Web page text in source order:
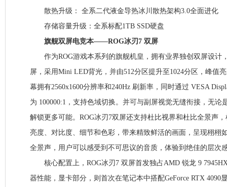
散热升级： 全系二代液金导热冰川散热架构3.0全面进化
存储容量升级：全系标配1TB SSD硬盘
旗舰双屏电竞本——ROG冰刃7 双屏
作为ROG游戏本系列的旗舰机皇，拥有业界独创双屏设计
屏，采用Mini LED背光，并由512分区提升至1024分区，峰值
幕拥有2560x1600分辨率和240Hz 刷新率，同时通过 VESA
为 100000:1，支持色域切换。并可与副屏视觉无缝衔接，无论
解锁更多可能。ROG冰刃7双屏还支持杜比视界和杜比全景声
亮度、对比度、细节和色彩，带来精致鲜活的画面，呈现栩栩
全景声，用户可以感受到不可思议的音质，体验到绝佳的层次
核心配置上，ROG冰刃7 双屏首发独占AMD 锐龙 9
器性能，显卡部分，则首次在笔记本中搭配GeForce RTX 4090